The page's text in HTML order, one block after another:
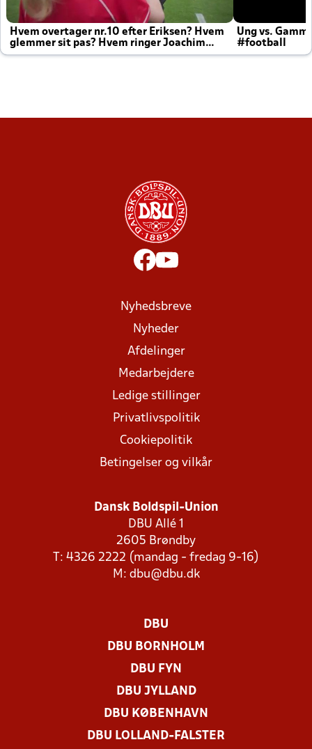
Hvem overtager nr.10 efter Eriksen? Hvem
glemmer sit pas? Hvem ringer Joachim
altid til efter kampe?
Ung vs.
#football
Nyhedsbreve
Nyheder
Afdelinger
Medarbejdere
Ledige stillinger
Privatlivspolitik
Cookiepolitik
Betingelser og vilkår
Dansk Boldspil-Union
DBU Allé 1
2605 Brøndby
T: 4326 2222 (mandag - fredag 9-16)
M: dbu@dbu.dk
DBU
DBU BORNHOLM
DBU FYN
DBU JYLLAND
DBU KØBENHAVN
DBU LOLLAND-FALSTER